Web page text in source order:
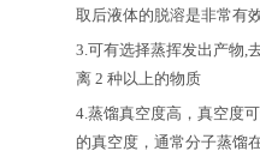
取后液体的脱溶是非常有
3. 可有选择蒸挥发出产物
离 2 种以上的物质
4. 蒸馏真空度高，真空度
的真空度，通常分子蒸馏